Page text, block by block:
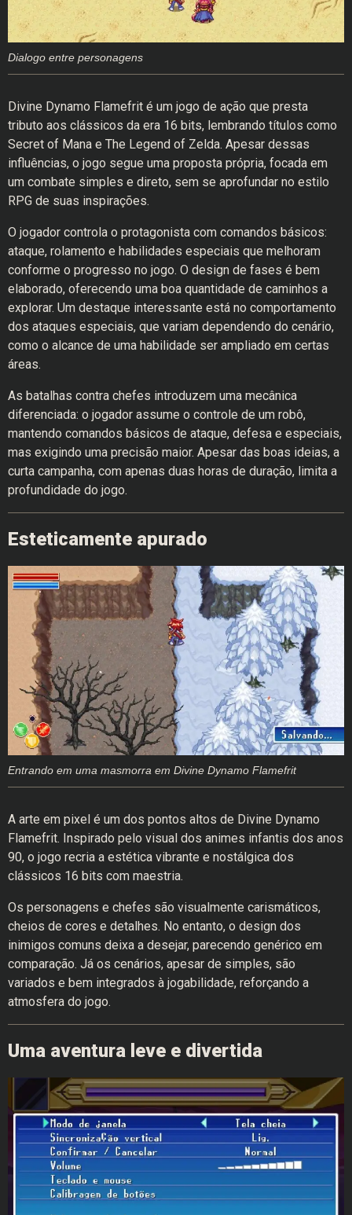
Dialogo entre personagens
Divine Dynamo Flamefrit é um jogo de ação que presta
tributo aos clássicos da era 16 bits, lembrando títulos como
Secret of Mana e The Legend of Zelda. Apesar dessas
influências, o jogo segue uma proposta própria, focada em
um combate simples e direto, sem se aprofundar no estilo
RPG de suas inspirações.
O jogador controla o protagonista com comandos básicos:
ataque, rolamento e habilidades especiais que melhoram
conforme o progresso no jogo. O design de fases é bem
elaborado, oferecendo uma boa quantidade de caminhos a
explorar. Um destaque interessante está no comportamento
dos ataques especiais, que variam dependendo do cenário,
como o alcance de uma habilidade ser ampliado em certas
áreas.
As batalhas contra chefes introduzem uma mecânica
diferenciada: o jogador assume o controle de um robô,
mantendo comandos básicos de ataque, defesa e especiais,
mas exigindo uma precisão maior. Apesar das boas ideias, a
curta campanha, com apenas duas horas de duração, limita a
profundidade do jogo.
Esteticamente apurado
Entrando em uma masmorra em Divine Dynamo Flamefrit
A arte em pixel é um dos pontos altos de Divine Dynamo
Flamefrit. Inspirado pelo visual dos animes infantis dos anos
90, o jogo recria a estética vibrante e nostálgica dos
clássicos 16 bits com maestria.
Os personagens e chefes são visualmente carismáticos,
cheios de cores e detalhes. No entanto, o design dos
inimigos comuns deixa a desejar, parecendo genérico em
comparação. Já os cenários, apesar de simples, são
variados e bem integrados à jogabilidade, reforçando a
atmosfera do jogo.
Uma aventura leve e divertida